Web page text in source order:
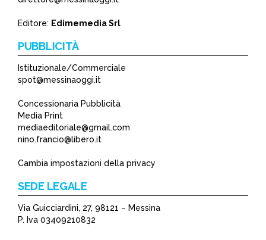
Editore: Edimemedia Srl
PUBBLICITÀ
Istituzionale/Commerciale
spot@messinaoggi.it
Concessionaria Pubblicità
Media Print
mediaeditoriale@gmail.com
nino.francio@libero.it
Cambia impostazioni della privacy
SEDE LEGALE
Via Guicciardini, 27, 98121 – Messina
P. Iva 03409210832